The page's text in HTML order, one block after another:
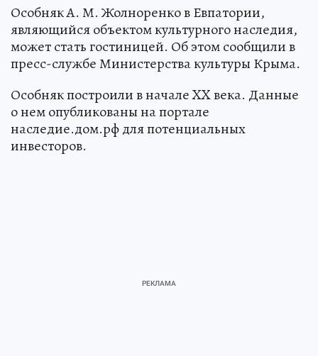
Особняк А. М. Жолноренко в Евпатории,
являющийся объектом культурного наследия,
может стать гостиницей. Об этом сообщили в
пресс-службе Министерства культуры Крыма.
Особняк построили в начале XX века. Данные
о нем опубликованы на портале
наследие.дом.рф для потенциальных
инвесторов.